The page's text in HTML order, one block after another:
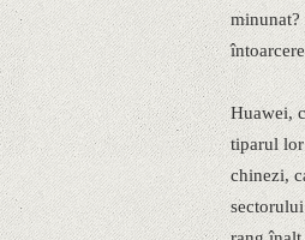
minunat?
Huawei,
tiparul
chinezi,